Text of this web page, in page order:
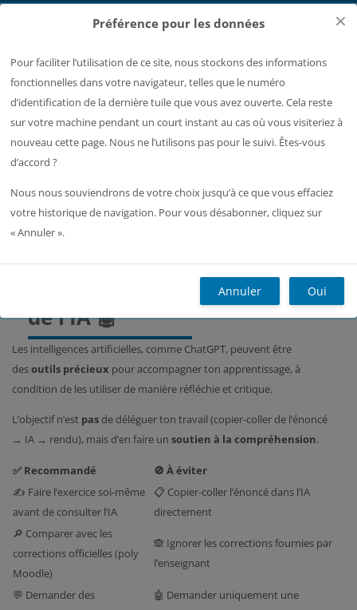
Passer au contenu principal
Page de connexion Moodle
Accueil Plus Français ‎(fr)‎
Ouvrir l’index du cours
Usage raisonné de l’IA 🤖
Blocs
de l’IA 🤖
Les intelligences artificielles, comme ChatGPT, peuvent être
desoutils précieux pour accompagner ton apprentissage, à
condition de les utiliser de manière réfléchie et critique.
L’objectif n’est pas de déléguer ton travail (copier-coller de l’énoncé
→ IA → rendu), mais d’en faire un soutien à la compréhension.
✅ Recommandé
🚫 À éviter
✍️ Faire l’exercice soi-même
avant de consulter l’IA
📋 Copier-coller l’énoncé dans l’IA
directement
🔎 Comparer avec les
corrections officielles (poly
Moodle)
🙈 Ignorer les corrections fournies par
l’enseignant
💬 Demander des
🤖 Demander uniquement une
Préférence pour les données ×
Pour faciliter l’utilisation de ce site, nous stockons des informations
fonctionnelles dans votre navigateur, telles que le numéro
d’identification de la dernière tuile que vous avez ouverte. Cela reste
sur votre machine pendant un court instant au cas où vous visiteriez à
nouveau cette page. Nous ne l’utilisons pas pour le suivi. Êtes-vous
d’accord ?
Nous nous souviendrons de votre choix jusqu’à ce que vous effaciez
votre historique de navigation. Pour vous désabonner, cliquez sur
« Annuler ».
Annuler Oui